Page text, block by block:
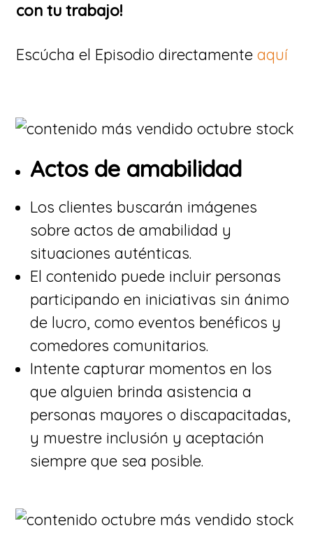
con tu trabajo!
Escúcha el Episodio directamenteaquí
Actos de amabilidad
​Los clientes buscarán imágenes
sobre actos de amabilidad y
situaciones auténticas.
​El contenido puede incluir personas
participando en iniciativas sin ánimo
de lucro, como eventos benéficos y
comedores comunitarios.
​Intente capturar momentos en los
que alguien brinda asistencia a
personas mayores o discapacitadas,
y muestre inclusión y aceptación
siempre que sea posible.